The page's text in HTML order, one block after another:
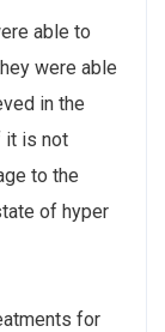
able to
were able
in the
it is not
to the
of hyper
for